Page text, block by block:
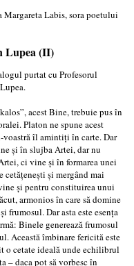
Labis, sora poetului
Lupea (II)
purtat cu Profesorul
acest Bine, trebuie pus în
Platon ne spune acest
voastră îl amintiți în carte. Dar
și în slujba Artei, dar nu
ci vine și în formarea unei
cetățenești și mergând mai
și pentru constituirea unui
armonios în care să domine
frumosul. Dar asta este esența
Binele generează frumosul
Această îmbinare fericită este
o cetate ideală unde echilibrul
– daca pot să vorbesc în